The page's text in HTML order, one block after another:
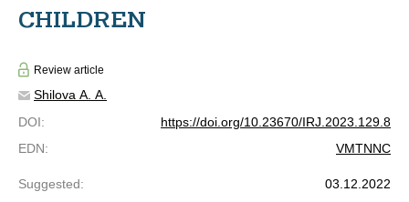
CHILDREN
Review article
Shilova А. A.
DOI:
https://doi.org/10.23670/IRJ.2023.129.8
EDN: VMTNNC
Suggested:
03.12.2022